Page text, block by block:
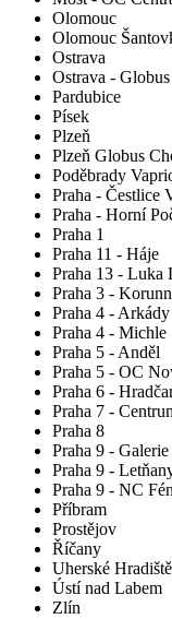
Olomouc
Olomouc
Ostrava
Ostrava - Globus
Pardubice
Písek
Plzeň
Plzeň Globus
Poděbrady
Praha - Čestlice
Praha - Horní
Praha 1
Praha 11 - Háje
Praha 13 -
Praha 3 -
Praha 4 -
Praha 4 - Michle
Praha 5 - Anděl
Praha 5 - OC
Praha 6 -
Praha 7 -
Praha 8
Praha 9 -
Praha 9 -
Praha 9 - NC
Příbram
Prostějov
Říčany
Uherské Hradiště
Ústí nad Labem
Zlín